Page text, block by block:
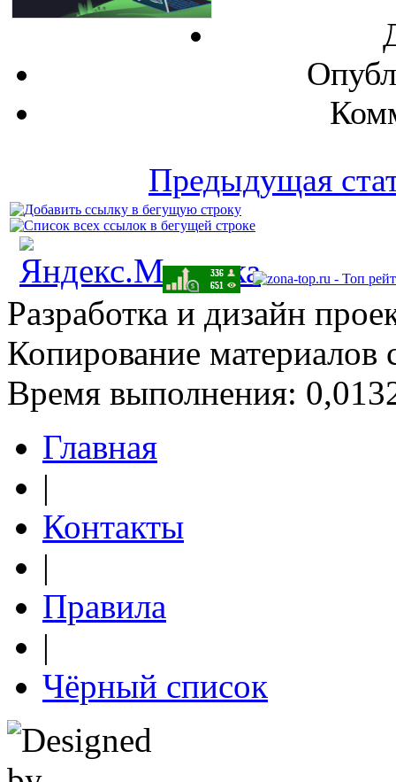
Предыдущая
Разработка и дизайн
Копирование материалов
Время выполнения:
Главная
|
Контакты
|
Правила
|
Чёрный список